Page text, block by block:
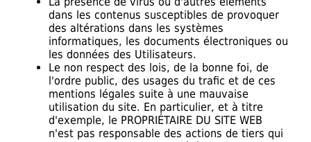
dans les contenus susceptibles de provoquer
des altérations dans les systèmes
informatiques, les documents électroniques ou
les données des Utilisateurs.
Le non respect des lois, de la bonne foi, de
l'ordre public, des usages du trafic et de ces
mentions légales suite à une mauvaise
utilisation du site. En particulier, et à titre
d'exemple, le PROPRIÉTAIRE DU SITE WEB
n'est pas responsable des actions de tiers qui